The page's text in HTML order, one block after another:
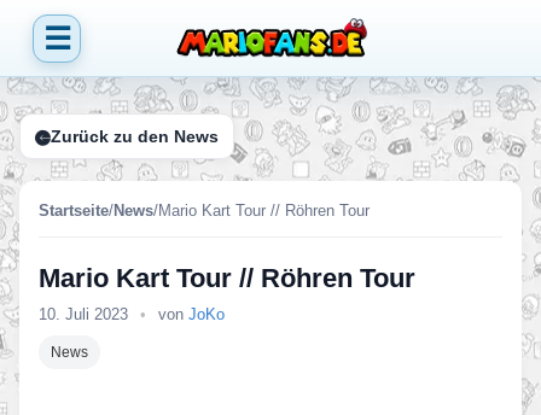
☰
Zurück zu den News
Startseite/News/Mario Kart Tour // Röhren Tour
Mario Kart Tour // Röhren Tour
10. Juli 2023 • von JoKo
News